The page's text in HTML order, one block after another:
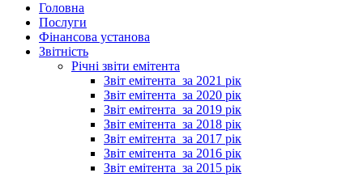
Головна
Послуги
Фінансова установа
Звітність
Річні звіти емітента
Звіт емітента_за 2021 рік
Звіт емітента_за 2020 рік
Звіт емітента_за 2019 рік
Звіт емітента_за 2018 рік
Звіт емітента_за 2017 рік
Звіт емітента_за 2016 рік
Звіт емітента_за 2015 рік